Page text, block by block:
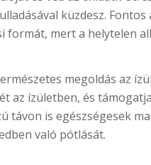
küzdesz.
formát, mert a helytelen
megoldás az
az ízületben, és
távon is egészségesek
való pótlását.